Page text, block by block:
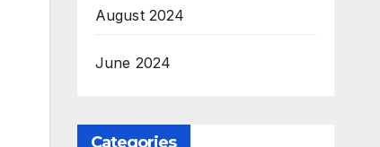
August 2024
June 2024
Categories